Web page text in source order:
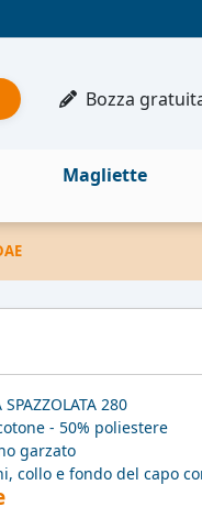
Bozza
Magliette
SPAZZOLATA 280
- 50% poliestere
garzato
collo e fondo del capo